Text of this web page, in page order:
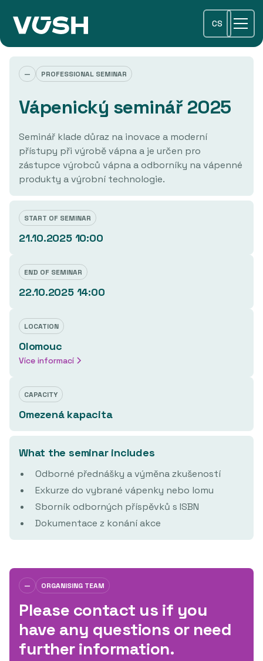
CS
— PROFESSIONAL SEMINAR
Vápenický seminář 2025
Seminář klade důraz na inovace a moderní
přístupy při výrobě vápna a je určen pro
zástupce výrobců vápna a odborníky na vápenné
produkty a výrobní technologie.
START OF SEMINAR
21.10.2025 10:00
END OF SEMINAR
22.10.2025 14:00
LOCATION
Olomouc
Více informací
CAPACITY
Omezená kapacita
What the seminar includes
Odborné přednášky a výměna zkušeností
Exkurze do vybrané vápenky nebo lomu
Sborník odborných příspěvků s ISBN
Dokumentace z konání akce
— ORGANISING TEAM
Please contact us if you
have any questions or need
further information.